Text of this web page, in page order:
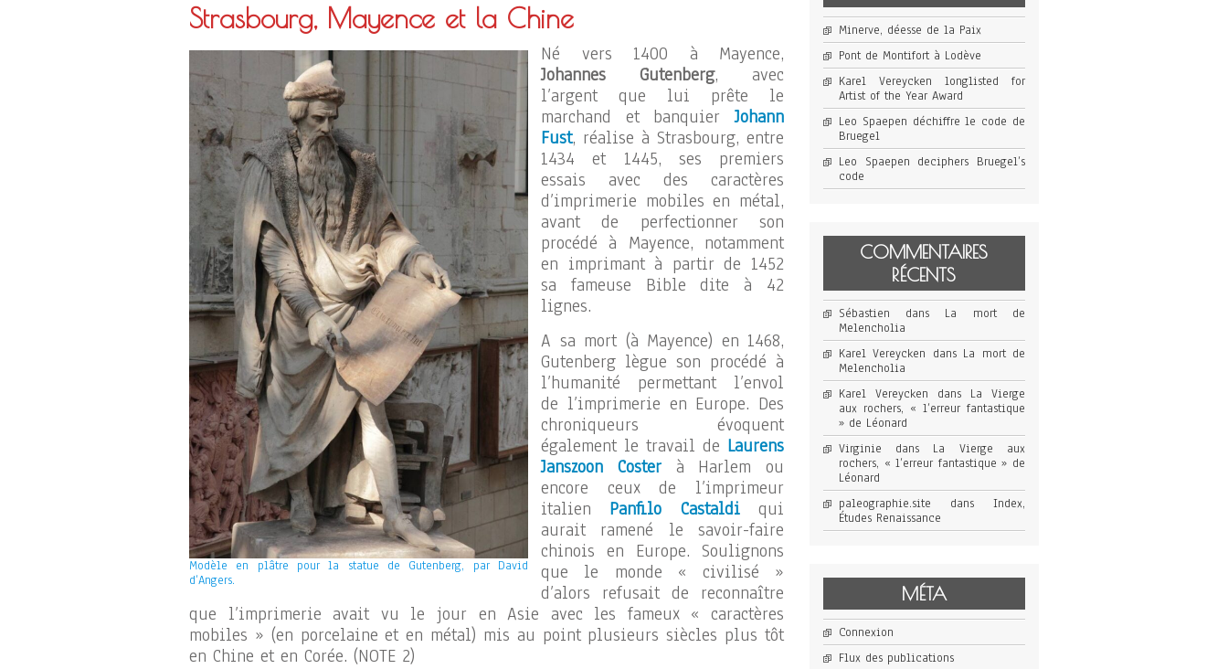
Strasbourg, Mayence et la Chine
Modèle en plâtre pour la statue de Gutenberg, par David
d’Angers.
Né vers 1400 à Mayence,
Johannes Gutenberg, avec
l’argent que lui prête le
marchand et banquierJohann
Fust, réalise à Strasbourg, entre
1434 et 1445, ses premiers
essais avec des caractères
d’imprimerie mobiles en métal,
avant de perfectionner son
procédé à Mayence, notamment
en imprimant à partir de 1452
sa fameuse Bible dite à 42
lignes.
A sa mort (à Mayence) en 1468,
Gutenberg lègue son procédé à
l’humanité permettant l’envol
de l’imprimerie en Europe. Des
chroniqueurs évoquent
également le travail de Laurens
Janszoon Costerà Harlem ou
encore ceux de l’imprimeur
italien Panfilo Castaldiqui
aurait ramené le savoir-faire
chinois en Europe. Soulignons
que le monde « civilisé »
d’alors refusait de reconnaître
que l’imprimerie avait vu le jour en Asie avec les fameux « caractères
mobiles » (en porcelaine et en métal) mis au point plusieurs siècles plus tôt
en Chine et en Corée. (NOTE 2)
Minerve, déesse de la Paix
Pont de Montifort à Lodève
Karel Vereycken longlisted for
Artist of the Year Award
Leo Spaepen déchiffre le code de
Bruegel
Leo Spaepen deciphers Bruegel’s
code
COMMENTAIRES
RÉCENTS
Sébastien dans La mort de
Melencholia
Karel Vereycken dans La mort de
Melencholia
Karel Vereycken dans La Vierge
aux rochers, « l’erreur fantastique
» de Léonard
Virginie dans La Vierge aux
rochers, « l’erreur fantastique » de
Léonard
paleographie.site dans Index,
Études Renaissance
MÉTA
Connexion
Flux des publications